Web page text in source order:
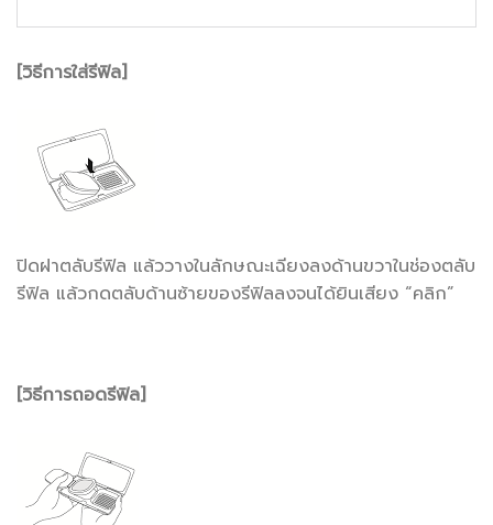
[วิธีการใส่รีฟิล]
ปิดฝาตลับรีฟิล แล้ววางในลักษณะเฉียงลงด้านขวาในช่องตลับ
รีฟิล แล้วกดตลับด้านซ้ายของรีฟิลลงจนได้ยินเสียง “คลิก”
[วิธีการถอดรีฟิล]